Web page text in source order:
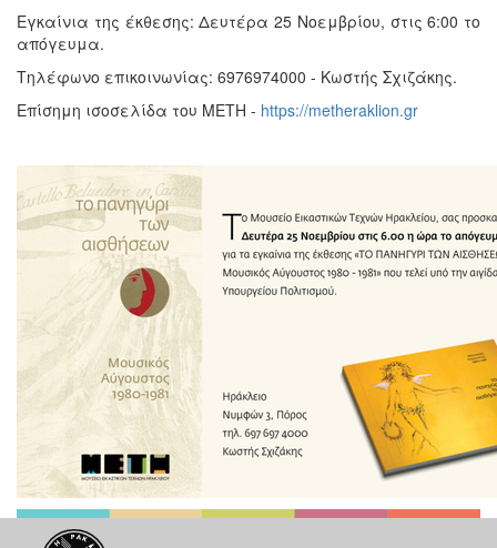
Εγκαίνια της έκθεσης: Δευτέρα 25 Νοεμβρίου, στις 6:00 το
απόγευμα.
Τηλέφωνο επικοινωνίας: 6976974000 - Κωστής Σχιζάκης.
Επίσημη ισοσελίδα του ΜΕΤΗ - https://metheraklion.gr